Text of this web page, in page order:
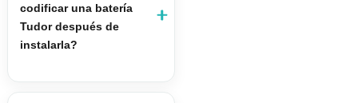
codificar una batería
Tudor después de
instalarla?